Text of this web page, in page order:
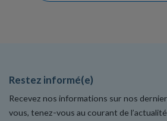
Restez informé(e)
Recevez nos informations sur nos
vous, tenez-vous au courant de